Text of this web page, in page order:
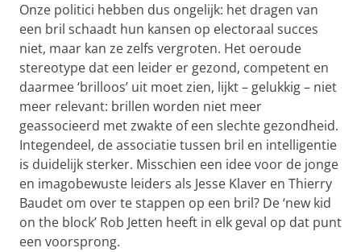
Onze politici hebben dus ongelijk: het dragen van
een bril schaadt hun kansen op electoraal succes
niet, maar kan ze zelfs vergroten. Het oeroude
stereotype dat een leider er gezond, competent en
daarmee ‘brilloos’ uit moet zien, lijkt – gelukkig – niet
meer relevant: brillen worden niet meer
geassocieerd met zwakte of een slechte gezondheid.
Integendeel, de associatie tussen bril en intelligentie
is duidelijk sterker. Misschien een idee voor de jonge
en imagobewuste leiders als Jesse Klaver en Thierry
Baudet om over te stappen op een bril? De ‘new kid
on the block’ Rob Jetten heeft in elk geval op dat punt
een voorsprong.